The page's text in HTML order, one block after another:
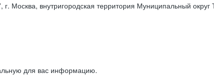
внутригородская территория Муниципальный округ
для вас информацию.